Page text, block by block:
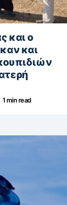
και ο
και
1 min read